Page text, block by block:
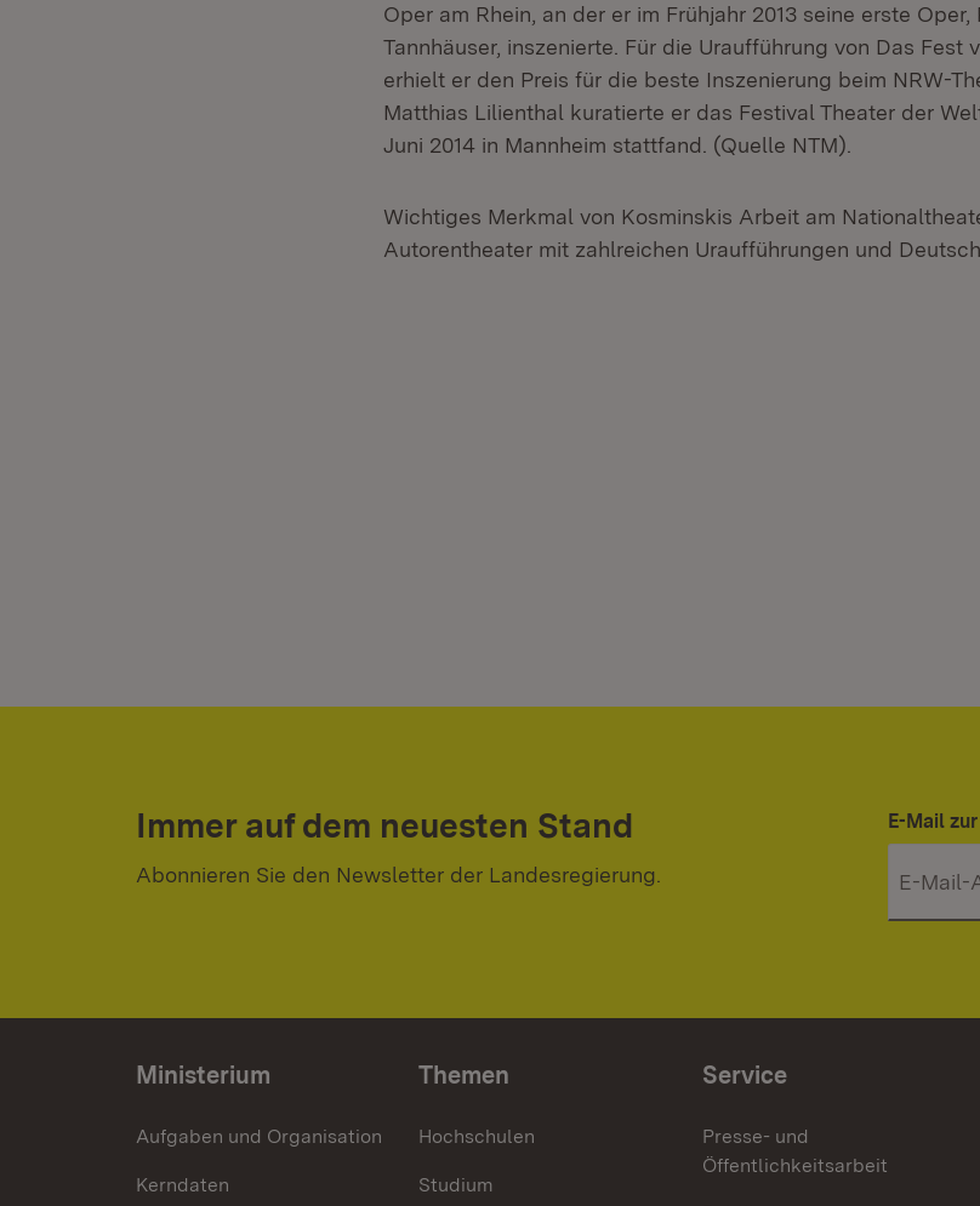
Oper am Rhein, an der er im Frühjahr 2013 seine erste Oper,
Tannhäuser, inszenierte. Für die Uraufführung von Das Fest
erhielt er den Preis für die beste Inszenierung beim NRW-
Matthias Lilienthal kuratierte er das Festival Theater der
Juni 2014 in Mannheim stattfand. (Quelle NTM).
Wichtiges Merkmal von Kosminskis Arbeit am
Autorentheater mit zahlreichen Uraufführungen und
Immer auf dem neuesten Stand
Abonnieren Sie den Newsletter der Landesregierung.
E-Mail
Ministerium
Aufgaben und Organisation
Kerndaten
Themen
Hochschulen
Studium
Service
Presse- und
Öffentlichkeitsarbeit